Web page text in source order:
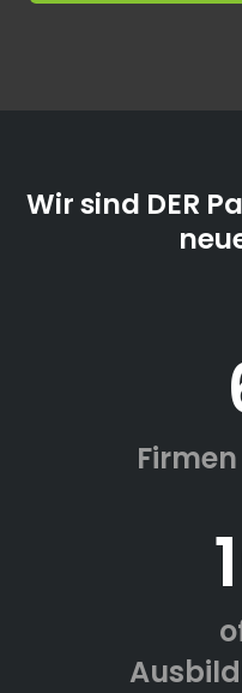
Wir sind DER